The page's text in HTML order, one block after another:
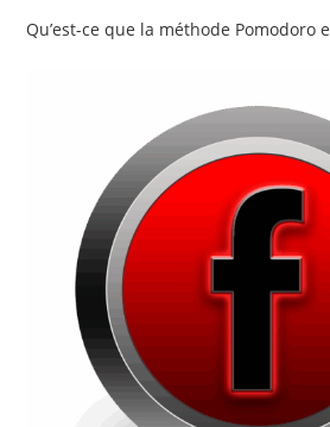
Qu’est-ce que la méthode Pomodoro